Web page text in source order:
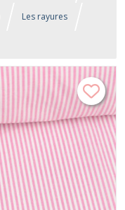
Les rayures